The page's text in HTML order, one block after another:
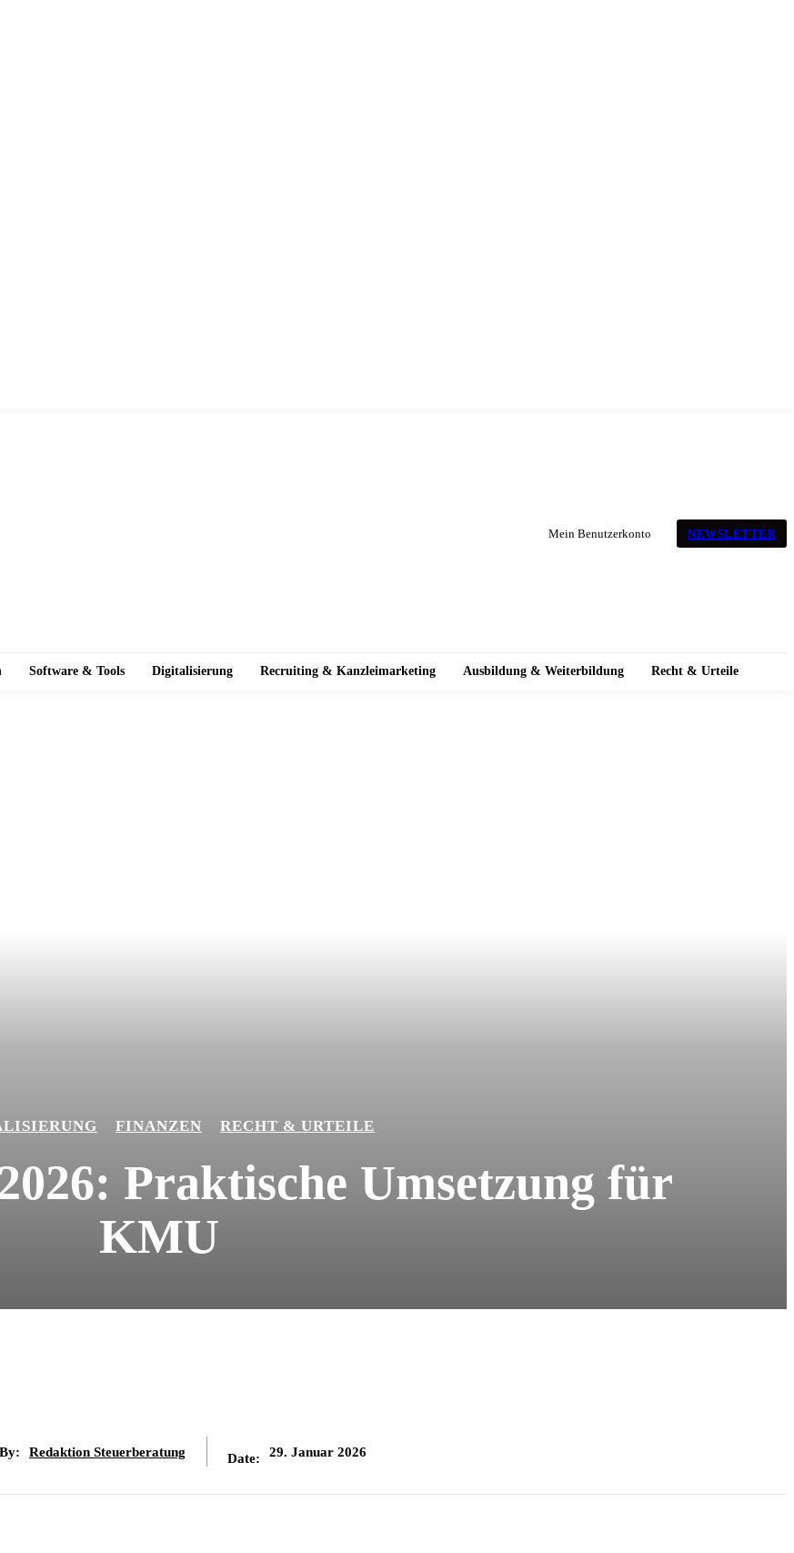
Mein Benutzerkonto NEWSLETTER
Software & Tools Digitalisierung Recruiting & Kanzleimarketing Ausbildung & Weiterbildung Recht & Urteile
FINANZEN RECHT & URTEILE
Praktische Umsetzung für
KMU
By: Redaktion Steuerberatung Date: 29. Januar 2026